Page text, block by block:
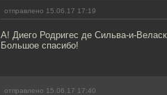
отправлено 15.06.17 17:19
А! Диего Родригес де Сильва-и-
Большое спасибо!
отправлено 15.06.17 17:40